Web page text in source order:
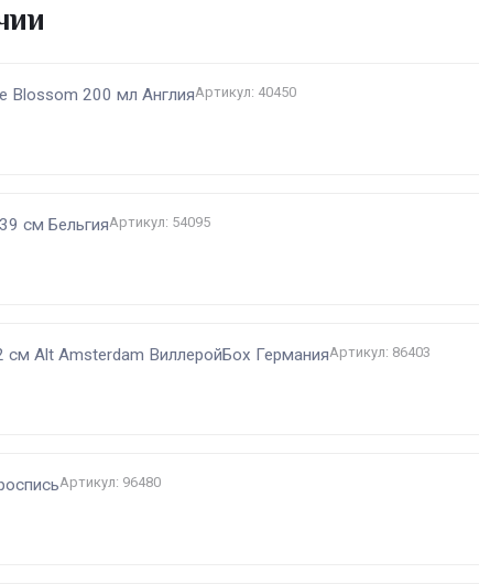
Blossom 200 мл АнглияАртикул: 40450
см БельгияАртикул: 54095
Alt Amsterdam ВиллеройБох ГерманияАртикул: 86403
Артикул: 96480